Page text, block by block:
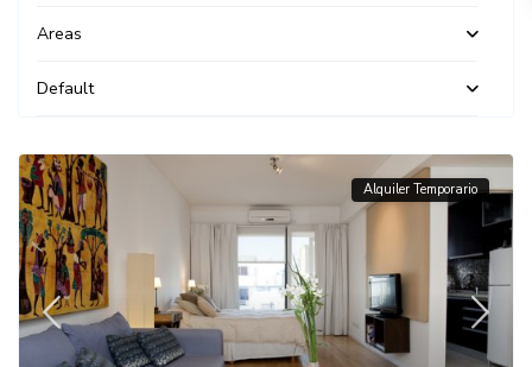
Areas
Default
Alquiler Temporario